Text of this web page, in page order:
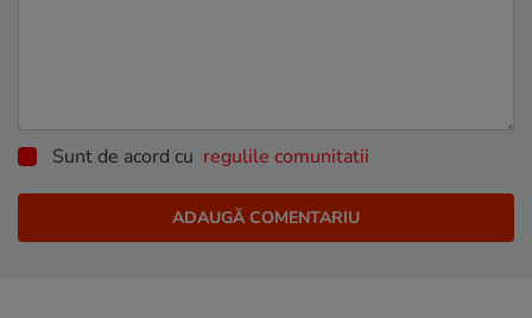
Sunt de acord cu regulile comunitatii